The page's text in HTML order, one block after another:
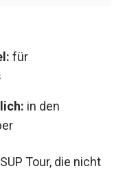
für
in den
Tour, die nicht